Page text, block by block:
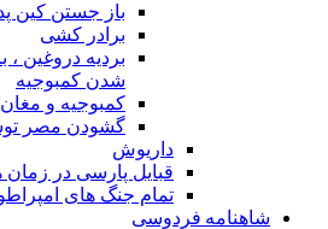
باز جستن کین
برادر کشی
بردیه دروغین
شدن کمبوجیه
کمبوجیه و مغان
گشودن مصر
داریوش
قبایل پارسی در زمان
تمام جنگ های
شاهنامه فردوسی